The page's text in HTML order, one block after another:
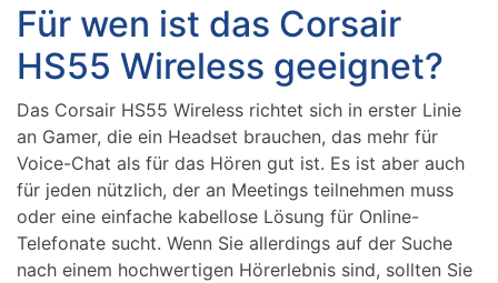
Für wen ist das Corsair
HS55 Wireless geeignet?
Das Corsair HS55 Wireless richtet sich in erster Linie
an Gamer, die ein Headset brauchen, das mehr für
Voice-Chat als für das Hören gut ist. Es ist aber auch
für jeden nützlich, der an Meetings teilnehmen muss
oder eine einfache kabellose Lösung für Online-
Telefonate sucht. Wenn Sie allerdings auf der Suche
nach einem hochwertigen Hörerlebnis sind, sollten Sie